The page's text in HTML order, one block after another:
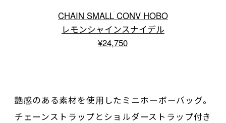
CHAIN SMALL CONV HOBO
レモンシャインスナイデル
¥24,750
艶感のある素材を使用したミニホーボーバッグ。
チェーンストラップとショルダーストラップ付き